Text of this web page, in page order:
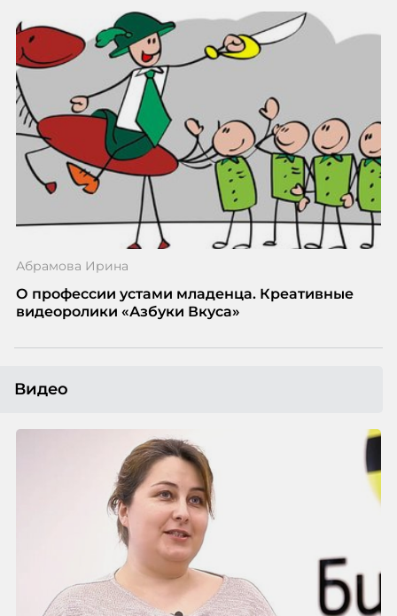
Абрамова Ирина
О профессии устами младенца. Креативные
видеоролики «Азбуки Вкуса»
Видео